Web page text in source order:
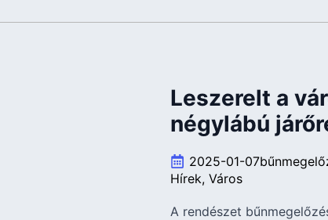
Leszerelt a
négylábú
2025-01-07
Hírek Város
A rendészet